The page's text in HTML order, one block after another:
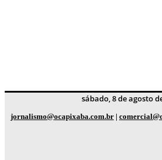
sábado, 8 de agosto
jornalismo@ocapixaba.com.br |